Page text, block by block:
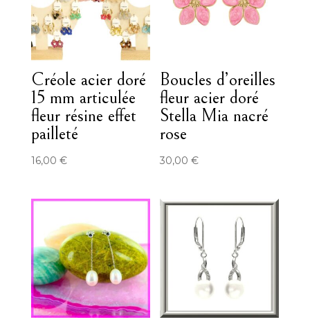
Créole acier doré
15 mm articulée
fleur résine effet
pailleté
16,00 €
Boucles d’oreilles
fleur acier doré
Stella Mia nacré
rose
30,00€